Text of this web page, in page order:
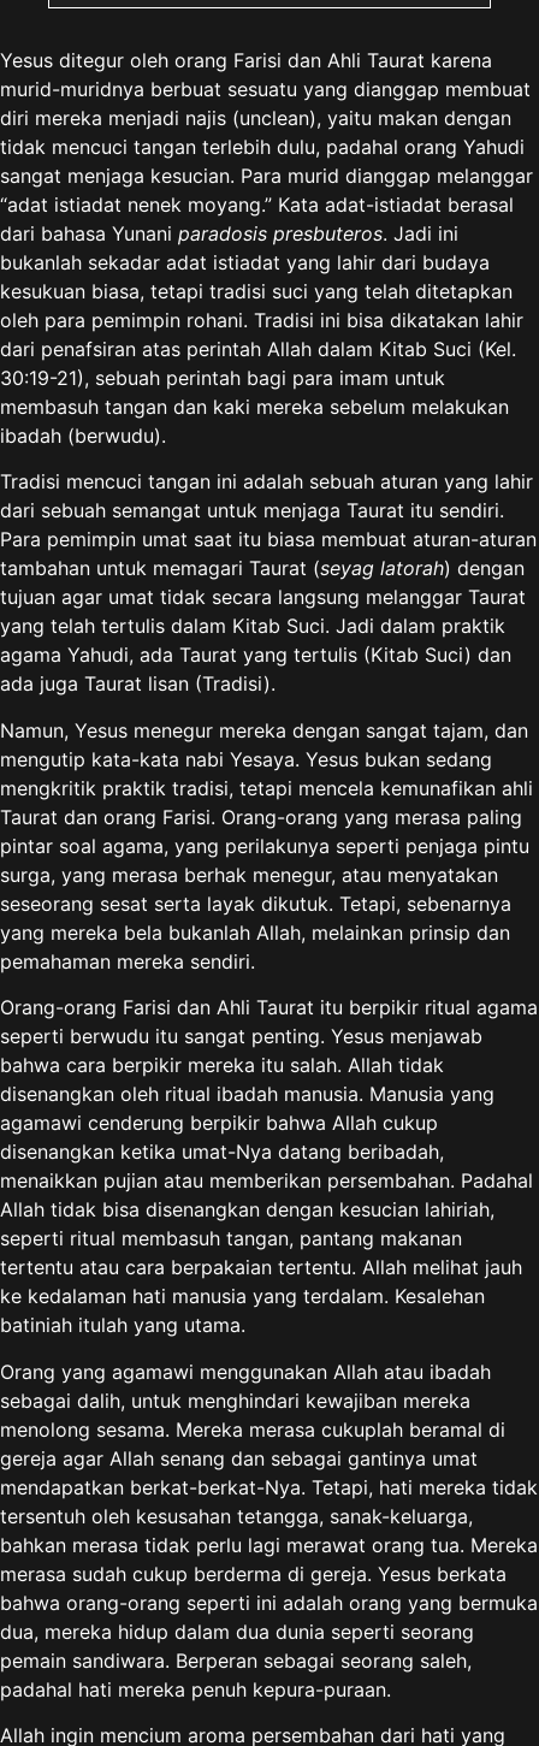
Yesus ditegur oleh orang Farisi dan Ahli Taurat karena
murid-muridnya berbuat sesuatu yang dianggap membuat
diri mereka menjadi najis (unclean), yaitu makan dengan
tidak mencuci tangan terlebih dulu, padahal orang Yahudi
sangat menjaga kesucian. Para murid dianggap melanggar
“adat istiadat nenek moyang.” Kata adat-istiadat berasal
dari bahasa Yunani paradosis presbuteros. Jadi ini
bukanlah sekadar adat istiadat yang lahir dari budaya
kesukuan biasa, tetapi tradisi suci yang telah ditetapkan
oleh para pemimpin rohani. Tradisi ini bisa dikatakan lahir
dari penafsiran atas perintah Allah dalam Kitab Suci (Kel.
30:19-21), sebuah perintah bagi para imam untuk
membasuh tangan dan kaki mereka sebelum melakukan
ibadah (berwudu).
Tradisi mencuci tangan ini adalah sebuah aturan yang lahir
dari sebuah semangat untuk menjaga Taurat itu sendiri.
Para pemimpin umat saat itu biasa membuat aturan-aturan
tambahan untuk memagari Taurat (seyag latorah) dengan
tujuan agar umat tidak secara langsung melanggar Taurat
yang telah tertulis dalam Kitab Suci. Jadi dalam praktik
agama Yahudi, ada Taurat yang tertulis (Kitab Suci) dan
ada juga Taurat lisan (Tradisi).
Namun, Yesus menegur mereka dengan sangat tajam, dan
mengutip kata-kata nabi Yesaya. Yesus bukan sedang
mengkritik praktik tradisi, tetapi mencela kemunafikan ahli
Taurat dan orang Farisi. Orang-orang yang merasa paling
pintar soal agama, yang perilakunya seperti penjaga pintu
surga, yang merasa berhak menegur, atau menyatakan
seseorang sesat serta layak dikutuk. Tetapi, sebenarnya
yang mereka bela bukanlah Allah, melainkan prinsip dan
pemahaman mereka sendiri.
Orang-orang Farisi dan Ahli Taurat itu berpikir ritual agama
seperti berwudu itu sangat penting. Yesus menjawab
bahwa cara berpikir mereka itu salah. Allah tidak
disenangkan oleh ritual ibadah manusia. Manusia yang
agamawi cenderung berpikir bahwa Allah cukup
disenangkan ketika umat-Nya datang beribadah,
menaikkan pujian atau memberikan persembahan. Padahal
Allah tidak bisa disenangkan dengan kesucian lahiriah,
seperti ritual membasuh tangan, pantang makanan
tertentu atau cara berpakaian tertentu. Allah melihat jauh
ke kedalaman hati manusia yang terdalam. Kesalehan
batiniah itulah yang utama.
Orang yang agamawi menggunakan Allah atau ibadah
sebagai dalih, untuk menghindari kewajiban mereka
menolong sesama. Mereka merasa cukuplah beramal di
gereja agar Allah senang dan sebagai gantinya umat
mendapatkan berkat-berkat-Nya. Tetapi, hati mereka tidak
tersentuh oleh kesusahan tetangga, sanak-keluarga,
bahkan merasa tidak perlu lagi merawat orang tua. Mereka
merasa sudah cukup berderma di gereja. Yesus berkata
bahwa orang-orang seperti ini adalah orang yang bermuka
dua, mereka hidup dalam dua dunia seperti seorang
pemain sandiwara. Berperan sebagai seorang saleh,
padahal hati mereka penuh kepura-puraan.
Allah ingin mencium aroma persembahan dari hati yang